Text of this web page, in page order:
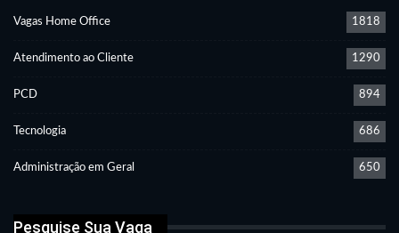
Vagas Home Office 1818
Atendimento ao Cliente 1290
PCD 894
Tecnologia 686
Administração em Geral 650
Pesquise Sua Vaga